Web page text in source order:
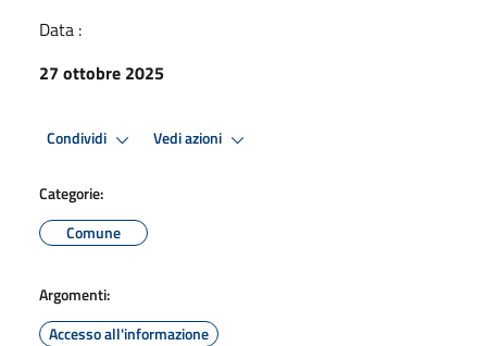
Data :
27 ottobre 2025
Condividi Vedi azioni
Categorie:
Comune
Argomenti:
Accesso all'informazione